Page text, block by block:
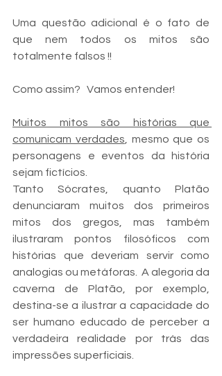
Uma questão adicional é o fato de
que nem todos os mitos são
totalmente falsos !!
Como assim?   Vamos entender!
Muitos mitos são histórias que
comunicam verdades , mesmo que os
personagens e eventos da história
sejam fictícios.
Tanto Sócrates, quanto Platão
denunciaram muitos dos primeiros
mitos dos gregos, mas também
ilustraram pontos filosóficos com
histórias que deveriam servir como
analogias ou metáforas.  A alegoria da
caverna de Platão, por exemplo,
destina-se a ilustrar a capacidade do
ser humano educado de perceber a
verdadeira realidade por trás das
impressões superficiais.